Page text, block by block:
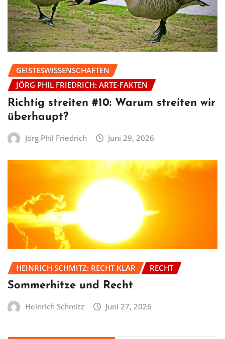
GEISTESWISSENSCHAFTEN
JÖRG PHIL FRIEDRICH: ARTE-FAKTEN
Richtig streiten #10: Warum streiten wir
überhaupt?
Jörg Phil Friedrich Juni 29, 2026
HEINRICH SCHMITZ: RECHT KLAR RECHT
Sommerhitze und Recht
Heinrich Schmitz Juni 27, 2026